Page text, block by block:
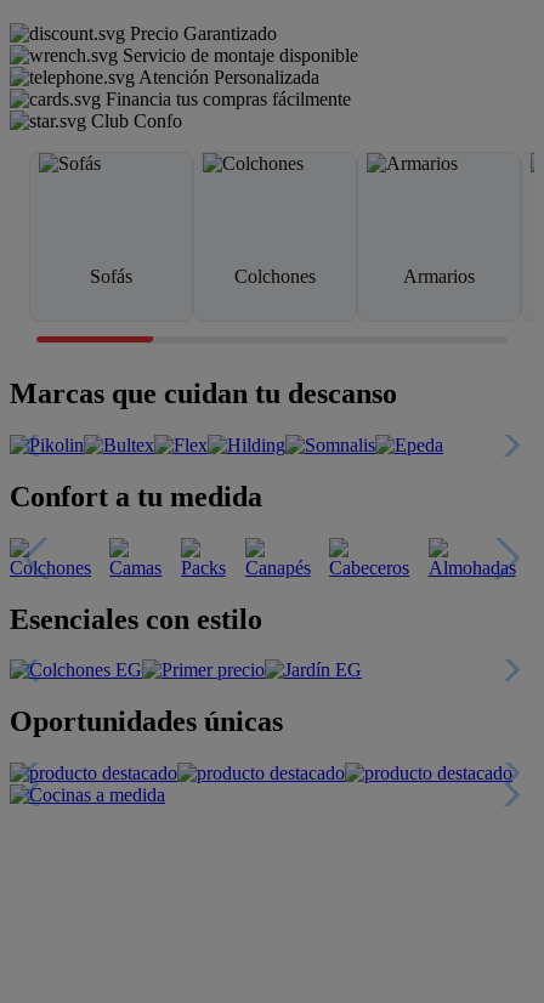
Precio Garantizado
Servicio de montaje disponible
Atención Personalizada
Financia tus compras fácilmente
Club Confo
Sofás Colchones Armarios
Marcas que cuidan tu descanso
Confort a tu medida
Esenciales con estilo
Oportunidades únicas